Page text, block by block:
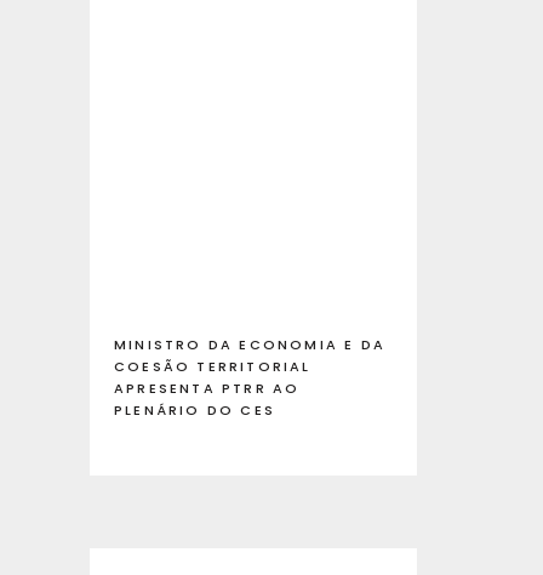
MINISTRO DA ECONOMIA E DA
COESÃO TERRITORIAL
APRESENTA PTRR AO
PLENÁRIO DO CES